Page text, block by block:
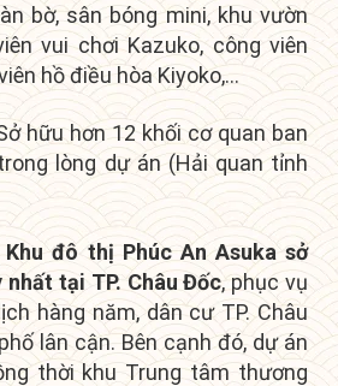
bờ, sân bóng mini, khu vườn
vui chơi Kazuko, công viên
hồ điều hòa Kiyoko,…
hữu hơn 12 khối cơ quan ban
lòng dự án (Hải quan tỉnh
Khu đô thị Phúc An Asuka sở
nhất tại TP. Châu Đốc, phục vụ
hàng năm, dân cư TP. Châu
lân cận. Bên cạnh đó, dự án
thời khu Trung tâm thương